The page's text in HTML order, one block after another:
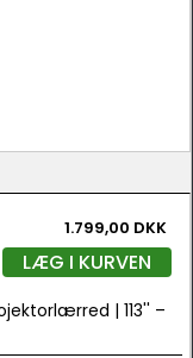
1.799,00 DKK
LÆG I KURVEN
| 113'' –